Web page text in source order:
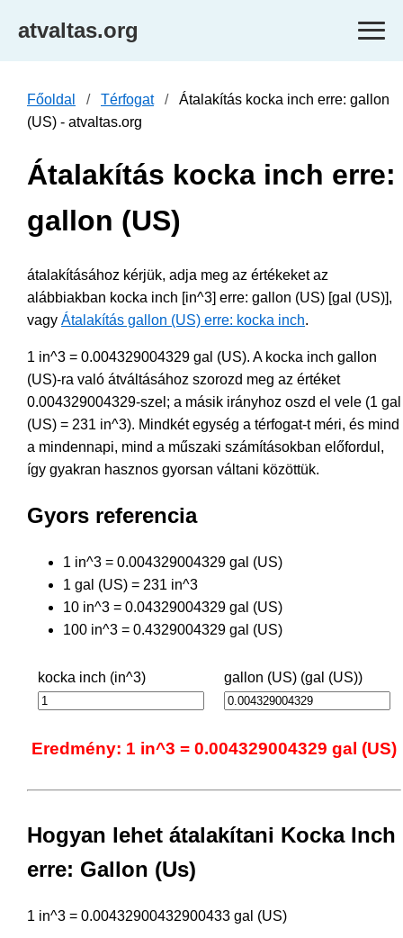
atvaltas.org
Főoldal Térfogat
Átalakítás kocka inch erre: gallon
(US) - atvaltas.org
Átalakítás kocka inch erre:
gallon (US)
átalakításához kérjük, adja meg az értékeket az
alábbiakban kocka inch [in^3] erre: gallon (US) [gal (US)],
vagy Átalakítás gallon (US) erre: kocka inch.
1 in^3 = 0.004329004329 gal (US). A kocka inch gallon
(US)-ra való átváltásához szorozd meg az értéket
0.004329004329-szel; a másik irányhoz oszd el vele (1 gal
(US) = 231 in^3). Mindkét egység a térfogat-t méri, és mind
a mindennapi, mind a műszaki számításokban előfordul,
így gyakran hasznos gyorsan váltani közöttük.
Gyors referencia
1 in^3 = 0.004329004329 gal (US)
1 gal (US) = 231 in^3
10 in^3 = 0.04329004329 gal (US)
100 in^3 = 0.4329004329 gal (US)
kocka inch (in^3) gallon (US) (gal (US))
Eredmény: 1 in^3 = 0.004329004329 gal (US)
Hogyan lehet átalakítani Kocka Inch
erre: Gallon (Us)
1 in^3 = 0.00432900432900433 gal (US)